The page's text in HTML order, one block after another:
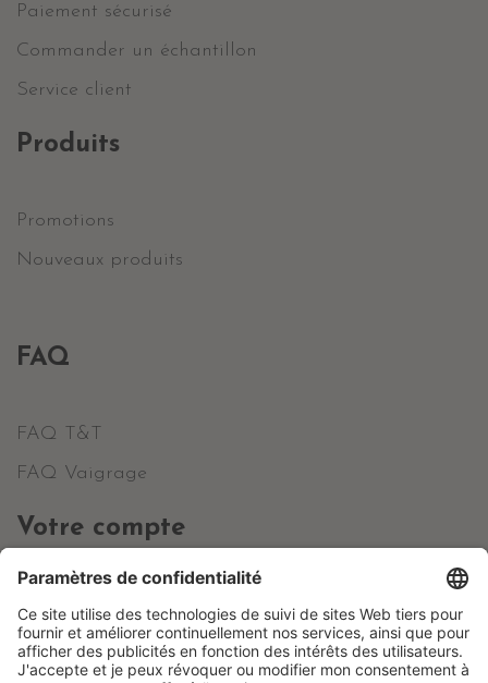
Paiement sécurisé
Commander un échantillon
Service client
Produits
Promotions
Nouveaux produits
FAQ
FAQ T&T
FAQ Vaigrage
Votre compte
Informations personnelles
Commandes